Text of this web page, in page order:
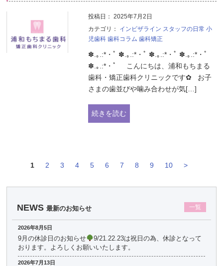
投稿日： 2025年7月2日
カテゴリ： インビザライン スタッフの日常 小
児歯科 歯科コラム 歯科矯正
✽.｡.:*・ﾟ ✽.｡.:*・ﾟ ✽.｡.:*・ﾟ ✽.｡.:*・ﾟ
✽.｡.:*・ﾟ こんにちは、浦和もちまる
歯科・矯正歯科クリニックです✿ お子
さまの歯並びや噛み合わせが気[…]
続きを読む
1 2 3 4 5 6 7 8 9 10 >
NEWS 最新のお知らせ 一覧
2026年8月5日
9月の休診日のお知らせ
9/21.22.23は祝日の為、休診となって
おります。よろしくお願いいたします。
2026年7月13日